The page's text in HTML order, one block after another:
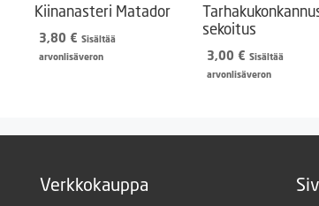
Kiinanasteri Matador
3,80 € Sisältää
arvonlisäveron
sekoitus
3,00 € Sisältää
arvonlisäveron
Verkkokauppa